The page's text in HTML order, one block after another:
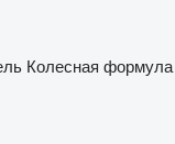
Колесная формула